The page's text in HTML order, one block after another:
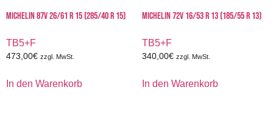
MICHELIN 87V 26/61 R 15 (285/40 R 15)
TB5+F
473,00€ zzgl. MwSt.
In den Warenkorb
MICHELIN 72V 16/53 R 13 (185/55 R 13)
TB5+F
340,00€ zzgl. MwSt.
In den Warenkorb